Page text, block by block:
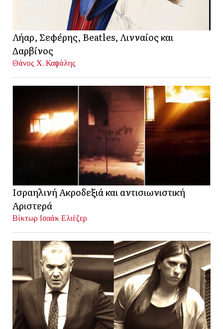
Λήαρ, Σεφέρης, Beatles, Λινναίος και
Δαρβίνος
Θάνος Χ. Καψάλης
Ισραηλινή Ακροδεξιά και αντισιωνιστική
Αριστερά
Βίκτωρ Ισαάκ Ελιέζερ